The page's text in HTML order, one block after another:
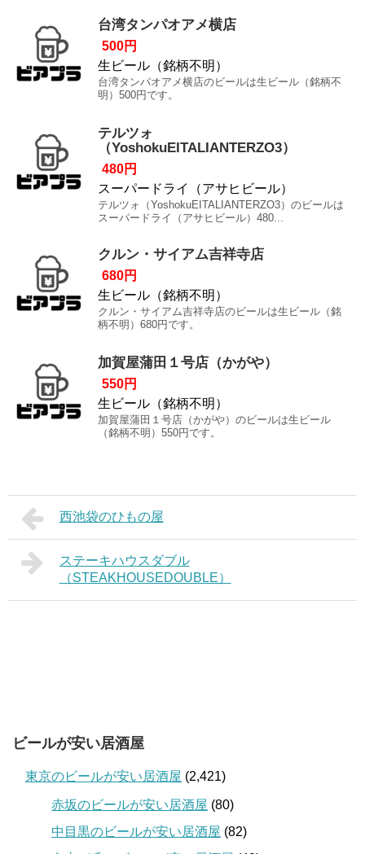
台湾タンパオアメ横店
500円
生ビール（銘柄不明）
台湾タンパオアメ横店のビールは生ビール（銘柄不
明）500円です。
テルツォ
（YoshokuEITALIANTERZO3）
480円
スーパードライ（アサヒビール）
テルツォ（YoshokuEITALIANTERZO3）のビールは
スーパードライ（アサヒビール）480...
クルン・サイアム吉祥寺店
680円
生ビール（銘柄不明）
クルン・サイアム吉祥寺店のビールは生ビール（銘
柄不明）680円です。
加賀屋蒲田１号店（かがや）
550円
生ビール（銘柄不明）
加賀屋蒲田１号店（かがや）のビールは生ビール
（銘柄不明）550円です。
西池袋のひもの屋
ステーキハウスダブル
（STEAKHOUSEDOUBLE）
ビールが安い居酒屋
東京のビールが安い居酒屋 (2,421)
赤坂のビールが安い居酒屋 (80)
中目黒のビールが安い居酒屋 (82)